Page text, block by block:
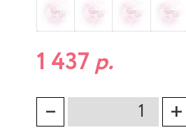
1 437р.
– +